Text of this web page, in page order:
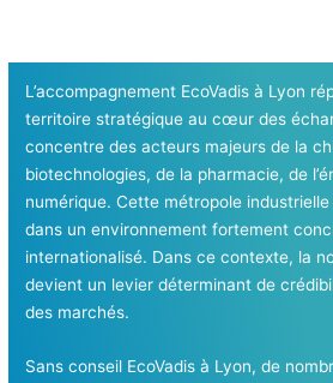
L’accompagnement EcoVadis à Lyon
territoire stratégique au cœur des
concentre des acteurs majeurs de la
biotechnologies, de la pharmacie, de
numérique. Cette métropole
dans un environnement fortement
internationalisé. Dans ce contexte, la
devient un levier déterminant de
des marchés.
Sans conseil EcoVadis à Lyon, de